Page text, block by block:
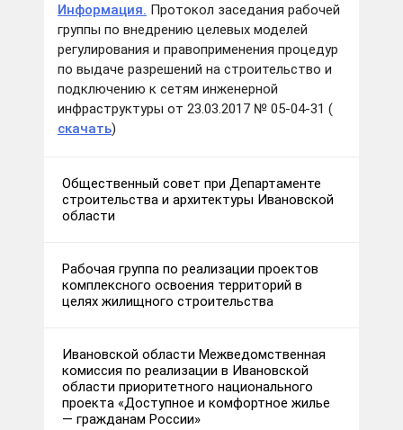
Информация. Протокол заседания рабочей
группы по внедрению целевых моделей
регулирования и правоприменения процедур
по выдаче разрешений на строительство и
подключению к сетям инженерной
инфраструктуры от 23.03.2017 № 05-04-31 (
скачать)
Общественный совет при Департаменте
строительства и архитектуры Ивановской
области
Рабочая группа по реализации проектов
комплексного освоения территорий в
целях жилищного строительства
Ивановской области Межведомственная
комиссия по реализации в Ивановской
области приоритетного национального
проекта «Доступное и комфортное жилье
— гражданам России»